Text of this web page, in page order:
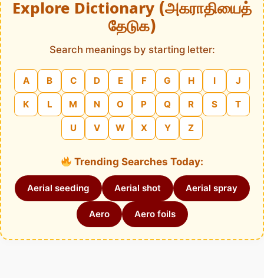
Explore Dictionary (அகராதியைத்
தேடுக)
Search meanings by starting letter:
A B C D E F G H I J
K L M N O P Q R S T
U V W X Y Z
Trending Searches Today:
Aerial seeding Aerial shot Aerial spray
Aero Aero foils